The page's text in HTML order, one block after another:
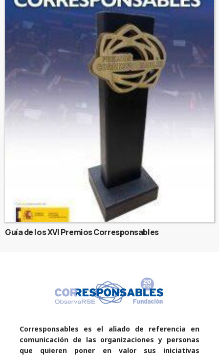
Guía de los XVI Premios Corresponsables
Corresponsables es el aliado de referencia en
comunicación de las organizaciones y personas
que quieren poner en valor sus iniciativas